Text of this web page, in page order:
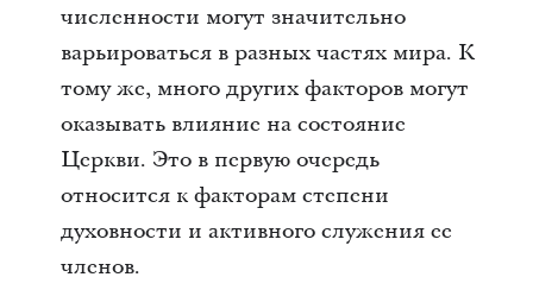
численности могут значительно
варьироваться в разных частях мира. К
тому же, много других факторов могут
оказывать влияние на состояние
Церкви. Это в первую очередь
относится к факторам степени
духовности и активного служения ее
членов.